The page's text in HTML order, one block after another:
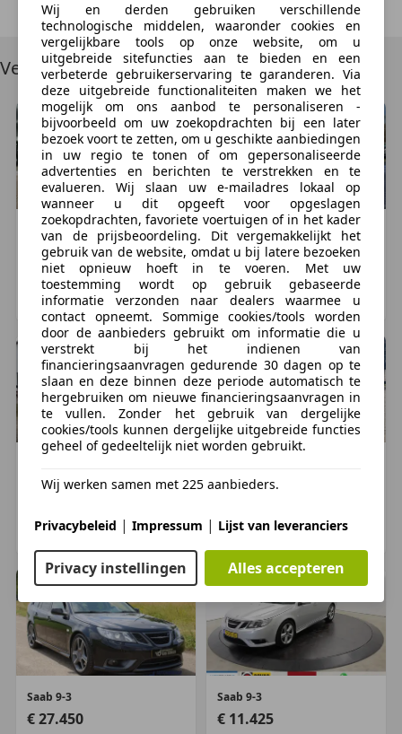
Laadvermogen:605 kg
GVW:2.280 kg
Afmetingen (LxBxH):467 x 180 x 156 cm
Wielbasis:268 cm
Milieu
Energielabel:G
Historie
Onderhoudsboekjes:
Aanwezig (dealer
onderhouden)
Financiële informatie
BTW/marge:BTW niet verrekenbaar voor
ondernemers (margeregeling)
Motorrijtuigenbelasting:€ 293 - € 320per kwartaal
Garantie
BOVAG 40-Puntencheck:Ja
BOVAG Afleverbeurt:
BOVAG Afleverbeurt (zonder meerprijs): De
geadverteerde voertuig wordt afgeleverd met een
correct uitgevoerde BOVAG afleverbeurt. Deze
afleverbeurt garandeert, op het moment dat het
navolgende punten: • Distributieriem minimaal
10.000 km onderhoudsvrij • Zomer / all season
banden minimaal 2,5 mm profiel (indien afgeleverd
op winterbanden dan minimaal 5,5 mm profiel) •
Minimaal 6 maanden apk • Minimaal 6 maanden of
6.000 km onderhoudsbeurt vrij (wat het eerst komt
Vergelijkbare voertuigen
Saab 9-3
€ 15.500
234.645 km, 08/2008
LEMMER, NL
Saab9-3
€ 14.900
189.628 km, 01/2008
LEMMER, NL
€ 8.950
NIJEVEEN, NL
€ 6.995
HEYTHUYSEN, NL
Saab 9-3
€ 27.450
Saab 9-3
€ 11.425
Wij en derden gebruiken verschillende
technologische middelen, waaronder cookies en
vergelijkbare tools op onze website, om u
uitgebreide sitefuncties aan te bieden en een
verbeterde gebruikerservaring te garanderen. Via
deze uitgebreide functionaliteiten maken we het
mogelijk om ons aanbod te personaliseren -
bijvoorbeeld om uw zoekopdrachten bij een later
bezoek voort te zetten, om u geschikte aanbiedingen
in uw regio te tonen of om gepersonaliseerde
advertenties en berichten te verstrekken en te
evalueren. Wij slaan uw e-mailadres lokaal op
wanneer u dit opgeeft voor opgeslagen
zoekopdrachten, favoriete voertuigen of in het kader
van de prijsbeoordeling. Dit vergemakkelijkt het
gebruik van de website, omdat u bij latere bezoeken
niet opnieuw hoeft in te voeren. Met uw
toestemming wordt op gebruik gebaseerde
informatie verzonden naar dealers waarmee u
contact opneemt. Sommige cookies/tools worden
door de aanbieders gebruikt om informatie die u
verstrekt bij het indienen van
financieringsaanvragen gedurende 30 dagen op te
slaan en deze binnen deze periode automatisch te
hergebruiken om nieuwe financieringsaanvragen in
te vullen. Zonder het gebruik van dergelijke
cookies/tools kunnen dergelijke uitgebreide functies
geheel of gedeeltelijk niet worden gebruikt.
Wij werken samen met 225 aanbieders.
Privacybeleid | Impressum | Lijst van leveranciers
Privacy instellingen Alles accepteren